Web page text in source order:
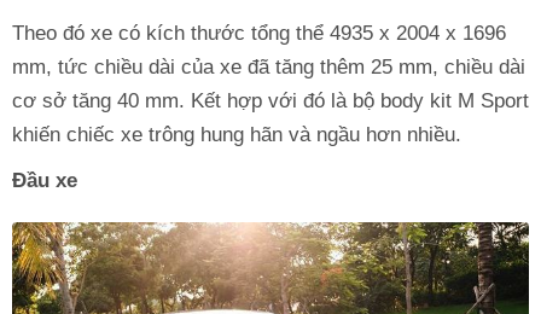
Theo đó xe có kích thước tổng thể 4935 x 2004 x 1696
mm, tức chiều dài của xe đã tăng thêm 25 mm, chiều dài
cơ sở tăng 40 mm. Kết hợp với đó là bộ body kit M Sport
khiến chiếc xe trông hung hãn và ngầu hơn nhiều.
Đầu xe